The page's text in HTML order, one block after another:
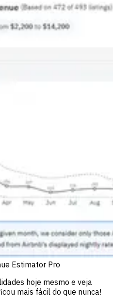
Estimator Pro
hoje mesmo e veja
mais fácil do que nunca!